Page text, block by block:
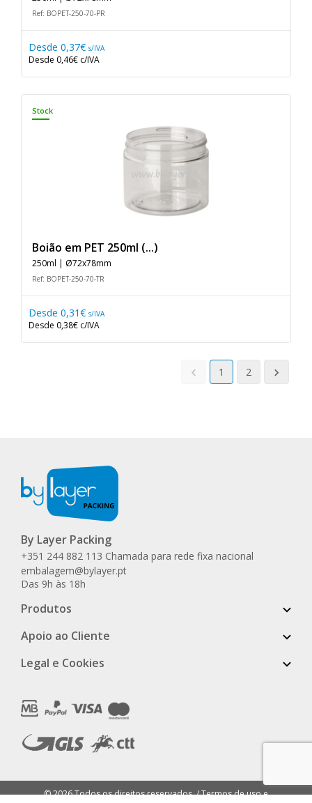
Ref: BOPET-250-70-PR
Desde 0,37€ s/IVA
Desde 0,46€ c/IVA
Stock
Boião em PET 250ml (...)
250ml | Ø72x78mm
Ref: BOPET-250-70-TR
Desde 0,31€ s/IVA
Desde 0,38€ c/IVA
1 2
By Layer Packing
+351 244 882 113 Chamada para rede fixa nacional
embalagem@bylayer.pt
Das 9h às 18h
Produtos
Apoio ao Cliente
Legal e Cookies
© 2026 Todos os direitos reservados. /Termos de uso e